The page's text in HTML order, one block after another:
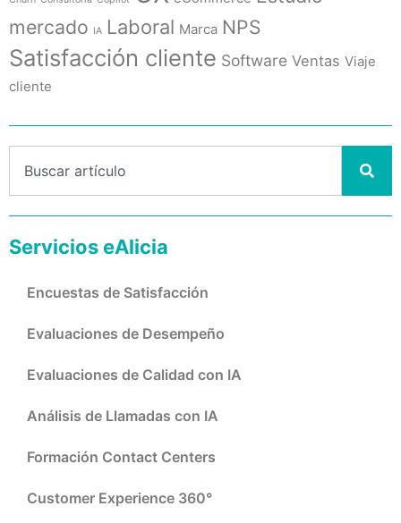
mercado IA Laboral Marca NPS
Satisfacción cliente Software Ventas Viaje
cliente
Servicios eAlicia
Encuestas de Satisfacción
Evaluaciones de Desempeño
Evaluaciones de Calidad con IA
Análisis de Llamadas con IA
Formación Contact Centers
Customer Experience 360°